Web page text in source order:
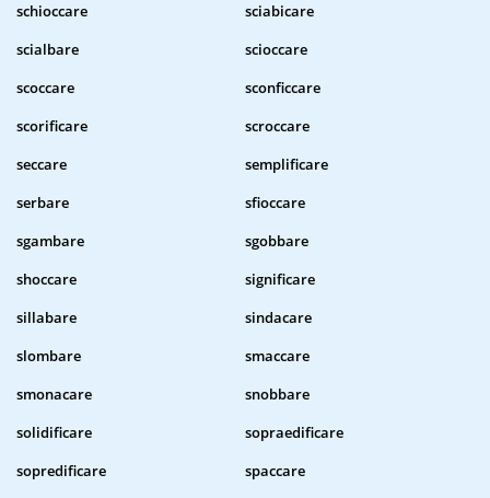
schioccare
sciabicare
scialbare
scioccare
scoccare
sconficcare
scorificare
scroccare
seccare
semplificare
serbare
sfioccare
sgambare
sgobbare
shoccare
significare
sillabare
sindacare
slombare
smaccare
smonacare
snobbare
solidificare
sopraedificare
sopredificare
spaccare